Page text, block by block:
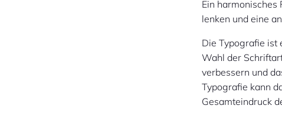
Ein harmonisches
lenken und eine
Die Typografie ist
Wahl der
verbessern und
Typografie kann
Gesamteindruck